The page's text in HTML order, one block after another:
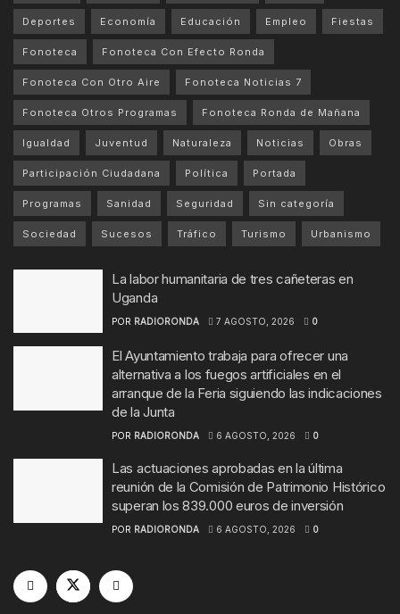
Deportes Economía Educación Empleo Fiestas
Fonoteca Fonoteca Con Efecto Ronda
Fonoteca Con Otro Aire Fonoteca Noticias 7
Fonoteca Otros Programas Fonoteca Ronda de Mañana
Igualdad Juventud Naturaleza Noticias Obras
Participación Ciudadana Política Portada
Programas Sanidad Seguridad Sin categoría
Sociedad Sucesos Tráfico Turismo Urbanismo
La labor humanitaria de tres cañeteras en
Uganda
POR RADIORONDA 7 AGOSTO, 2026 0
El Ayuntamiento trabaja para ofrecer una
alternativa a los fuegos artificiales en el
arranque de la Feria siguiendo las indicaciones
de la Junta
POR RADIORONDA 6 AGOSTO, 2026 0
Las actuaciones aprobadas en la última
reunión de la Comisión de Patrimonio Histórico
superan los 839.000 euros de inversión
POR RADIORONDA 6 AGOSTO, 2026 0